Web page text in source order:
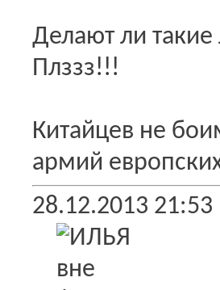
Делают ли
Плззз!!!
Китайцев не
армий
28.12.2013 21:53